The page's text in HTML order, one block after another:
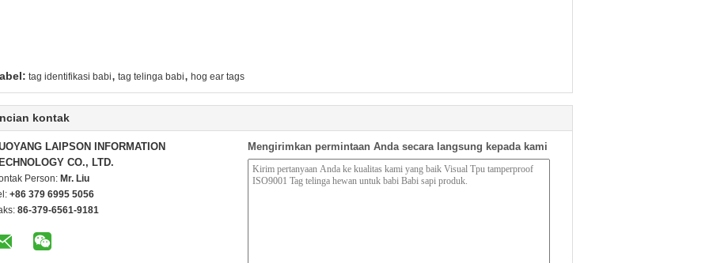
tag identifikasi babi, tag telinga babi, hog ear tags
kontak
LAIPSON INFORMATION
CO., LTD.
Person: Mr. Liu
+86 379 6995 5056
86-379-6561-9181
Mengirimkan permintaan Anda secara langsung kepada kami